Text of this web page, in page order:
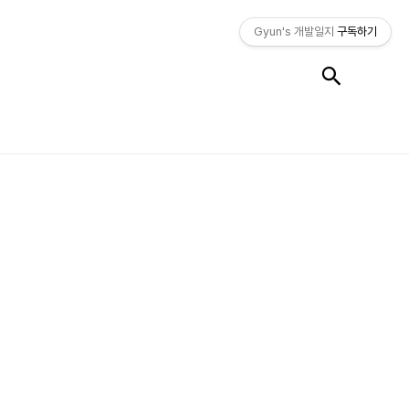
Gyun's 개발일지 구독하기